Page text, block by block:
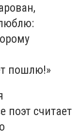
пошлю!»
поэт считает